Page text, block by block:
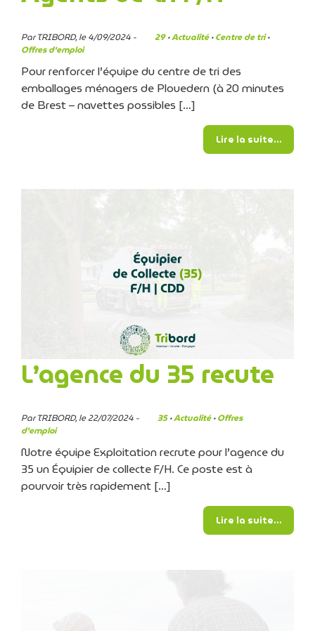
Par TRIBORD, le 4/09/2024 - 29·Actualité·Centre de tri·
Offres d'emploi
Pour renforcer l’équipe du centre de tri des
emballages ménagers de Plouedern (à 20 minutes
de Brest – navettes possibles […]
Lire la suite…from
L’agence du 35 recute
Par TRIBORD, le 22/07/2024 - 35·Actualité·Offres
d'emploi
Notre équipe Exploitation recrute pour l’agence du
35 un Équipier de collecte F/H. Ce poste est à
pourvoir très rapidement […]
Lire la suite…from